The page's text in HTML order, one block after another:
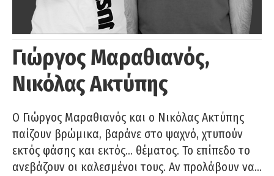
Γιώργος Μαραθιανός,
Νικόλας Ακτύπης
Ο Γιώργος Μαραθιανός και ο Νικόλας Ακτύπης
παίζουν βρώμικα, βαράνε στο ψαχνό, χτυπούν
εκτός φάσης και εκτός… θέματος. Το επίπεδο το
ανεβάζουν οι καλεσμένοι τους. Αν προλάβουν να…